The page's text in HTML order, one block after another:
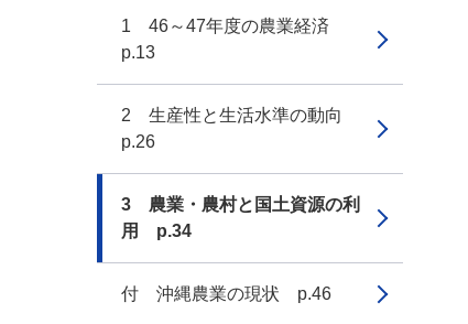
1 46～47年度の農業経済
p.13
2 生産性と生活水準の動向
p.26
3 農業・農村と国土資源の利
用 p.34
付 沖縄農業の現状 p.46